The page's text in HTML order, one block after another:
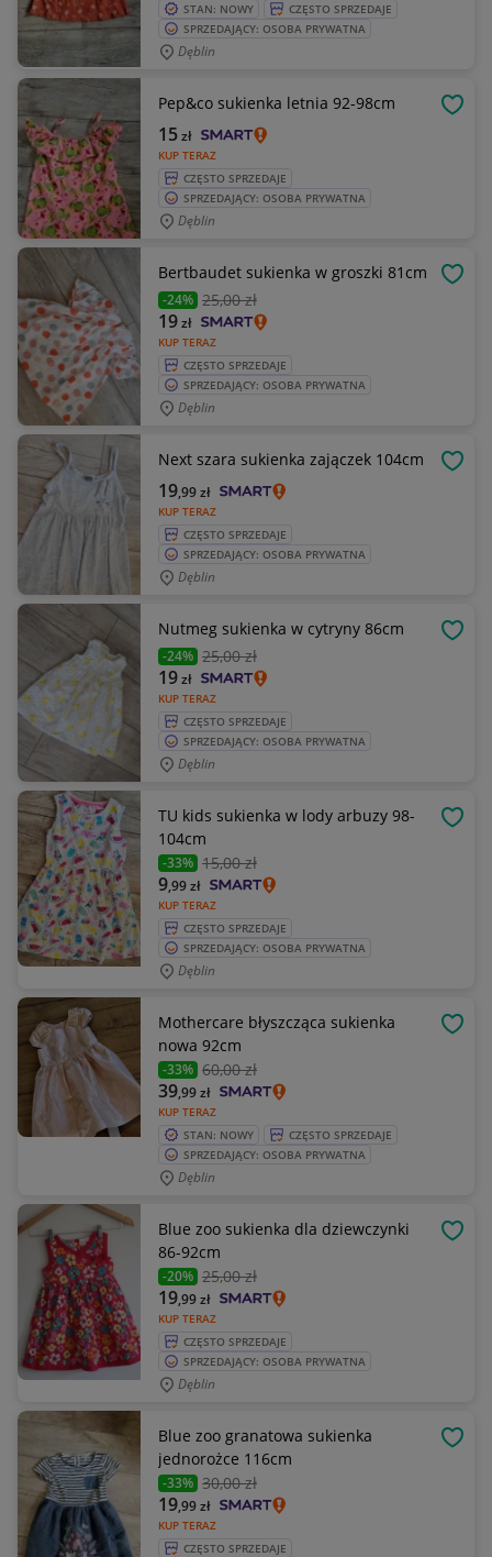
STAN: NOWY
CZĘSTO SPRZEDAJE
SPRZEDAJĄCY: OSOBA PRYWATNA
Dęblin
Pep&co sukienka letnia 92-98cm
KUP TERAZ
15zł
CZĘSTO SPRZEDAJE
SPRZEDAJĄCY: OSOBA PRYWATNA
Dęblin
Bertbaudet sukienka w groszki 81cm
-24% 25,00 zł
KUP TERAZ
19zł
CZĘSTO SPRZEDAJE
SPRZEDAJĄCY: OSOBA PRYWATNA
Dęblin
Next szara sukienka zajączek 104cm
KUP TERAZ
19,99zł
CZĘSTO SPRZEDAJE
SPRZEDAJĄCY: OSOBA PRYWATNA
Dęblin
Nutmeg sukienka w cytryny 86cm
-24% 25,00 zł
KUP TERAZ
19zł
CZĘSTO SPRZEDAJE
SPRZEDAJĄCY: OSOBA PRYWATNA
Dęblin
TU kids sukienka w lody arbuzy 98-
104cm
-33% 15,00 zł
KUP TERAZ
9,99zł
CZĘSTO SPRZEDAJE
SPRZEDAJĄCY: OSOBA PRYWATNA
Dęblin
Mothercare błyszcząca sukienka
nowa 92cm
-33% 60,00 zł
KUP TERAZ
39,99zł
STAN: NOWY
CZĘSTO SPRZEDAJE
SPRZEDAJĄCY: OSOBA PRYWATNA
Dęblin
Blue zoo sukienka dla dziewczynki
86-92cm
-20% 25,00 zł
KUP TERAZ
19,99zł
CZĘSTO SPRZEDAJE
SPRZEDAJĄCY: OSOBA PRYWATNA
Dęblin
Blue zoo granatowa sukienka
jednorożce 116cm
-33% 30,00 zł
KUP TERAZ
19,99zł
CZĘSTO SPRZEDAJE